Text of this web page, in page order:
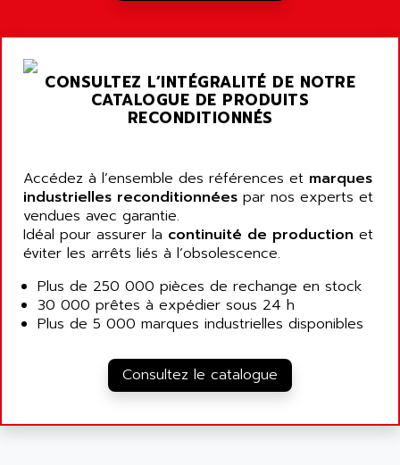
S3C
4900
ALPHA SVM
FRENIC
RAC
PUSH BUTTON PANEL
VT170
MENTOR II
SIMATIC MONITOR PANEL
ALPHA VUOTO
ALPHAGEAR
ALPS
ALPSITEC
ALR
ALRITMA M
ALSPA
ALSTEF
ALSTHOM ATLANTIQUE
ALSTHOM PARVEX
ALSTOM
CONSULTEZ L’INTÉGRALITÉ DE NOTRE
CATALOGUE DE PRODUITS
RECONDITIONNÉS
Accédez à l’ensemble des références et marques
industrielles reconditionnées par nos experts et
vendues avec garantie.
Idéal pour assurer la continuité de production et
éviter les arrêts liés à l’obsolescence.
Plus de 250 000 pièces de rechange en stock
30 000 prêtes à expédier sous 24 h
Plus de 5 000 marques industrielles disponibles
Consultez le catalogue